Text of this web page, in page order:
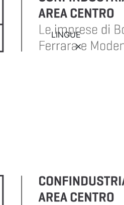
LINGUE